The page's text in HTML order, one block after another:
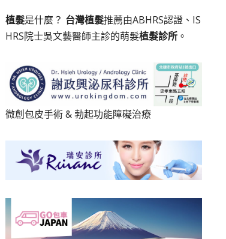
植髮是什麼？ 台灣植髮推薦由ABHRS認證、IS
HRS院士吳文藝醫師主診的萌髮植髮診所。
微創包皮手術&勃起功能障礙治療